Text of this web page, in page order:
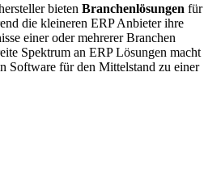
bieten Branchenlösungen für
die kleineren ERP Anbieter ihre
einer oder mehrerer Branchen
Spektrum an ERP Lösungen macht
Software für den Mittelstand zu einer